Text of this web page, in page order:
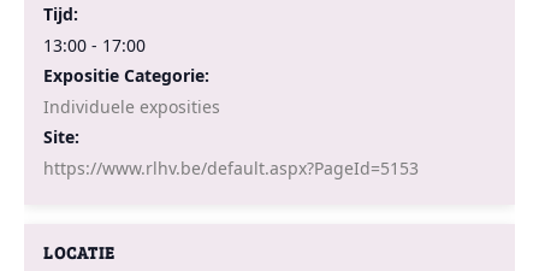
Tijd:
13:00 - 17:00
Expositie Categorie:
Individuele exposities
Site:
https://www.rlhv.be/default.aspx?PageId=5153
LOCATIE